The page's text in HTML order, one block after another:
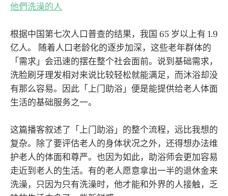
他們洗澡的人
根据中国第七次人口普查的结果，我国 65 岁以上有 1.9
亿人。 随着人口老龄化的逐步加深，这些老年群体的
「需求」会迅速的摆在整个社会面前。说到基础需求，
洗脸刷牙理发相对来说比较轻松就能满足，而沐浴却没
有那么容易。因此「上门助浴」便是能提供给老人体面
生活的基础服务之一。
这篇播客叙述了「上门助浴」的整个流程，远比我想的
复杂。除了要评估老人的身体状况之外，还得想办法维
护老人的体面和尊严。也因为如此，助浴师会更加容易
走近到老人的生活。有的老人愿意拿出一半的退休金来
洗澡，只因为只有洗澡时，他才能和外界的人接触，乏